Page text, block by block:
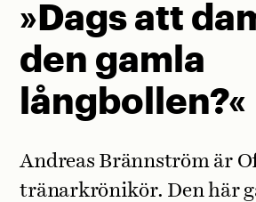
»Dags att
den gamla
långbollen?«
Andreas Brännström är
tränarkrönikör. Den här